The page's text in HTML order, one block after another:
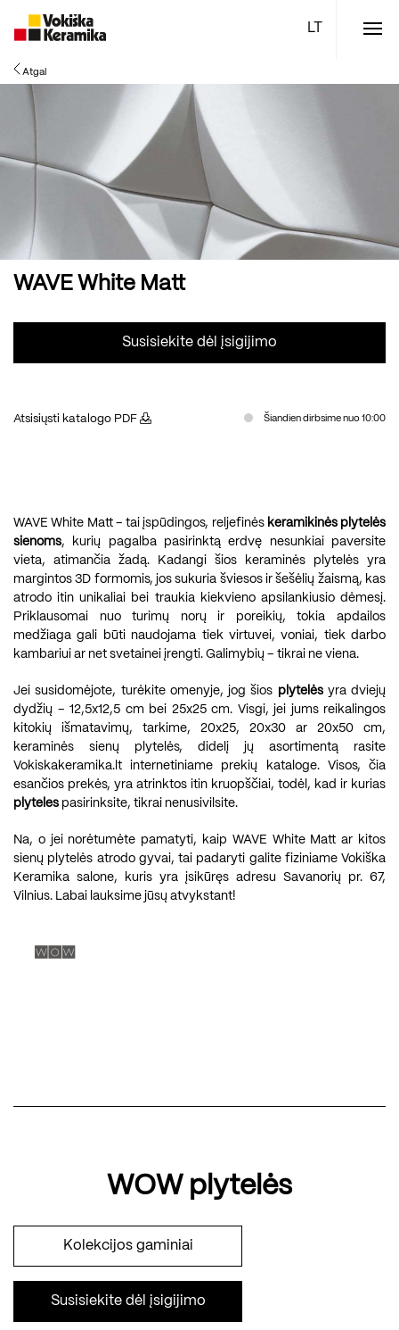
Atgal
WAVE White Matt
Susisiekite dėl įsigijimo
Atsisiųsti katalogo PDF Šiandien dirbsime nuo 10:00
WAVE White Matt – tai įspūdingos, reljefinės keramikinės plytelės
sienoms, kurių pagalba pasirinktą erdvę nesunkiai paversite
vieta, atimančia žadą. Kadangi šios keraminės plytelės yra
margintos 3D formomis, jos sukuria šviesos ir šešėlių žaismą, kas
atrodo itin unikaliai bei traukia kiekvieno apsilankiusio dėmesį.
Priklausomai nuo turimų norų ir poreikių, tokia apdailos
medžiaga gali būti naudojama tiek virtuvei, voniai, tiek darbo
kambariui ar net svetainei įrengti. Galimybių – tikrai ne viena.
Jei susidomėjote, turėkite omenyje, jog šios plytelėsyra dviejų
dydžių – 12,5x12,5 cm bei 25x25 cm. Visgi, jei jums reikalingos
kitokių išmatavimų, tarkime, 20x25, 20x30 ar 20x50 cm,
keraminės sienų plytelės, didelį jų asortimentą rasite
Vokiskakeramika.lt internetiniame prekių kataloge. Visos, čia
esančios prekės, yra atrinktos itin kruopščiai, todėl, kad ir kurias
plyteles pasirinksite, tikrai nenusivilsite.
Na, o jei norėtumėte pamatyti, kaip WAVE White Matt ar kitos
sienų plytelės atrodo gyvai, tai padaryti galite fiziniame Vokiška
Keramika salone, kuris yra įsikūręs adresu Savanorių pr. 67,
Vilnius. Labai lauksime jūsų atvykstant!
WOW plytelės
Kolekcijos gaminiai
Susisiekite dėl įsigijimo
Meniu
Plytelės
Vonios kambario įranga
Boen parketlentės
Specialūs pasiūlymai